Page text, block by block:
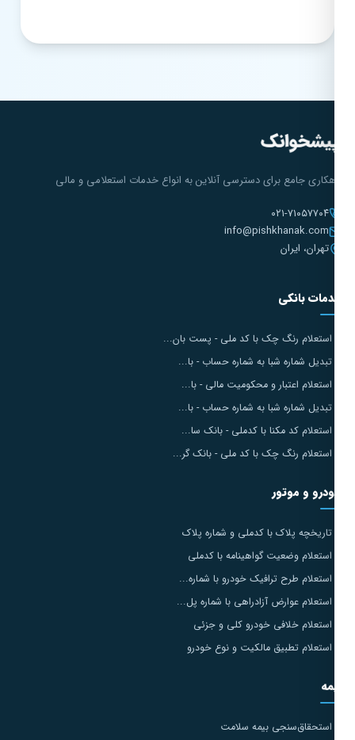
جامع برای دسترسی آنلاین به انواع خدمات استعلامی و مالی
۰۲۱-۷۱۰۵۷۷۰۴
info@pishkhanak.com
تهران، ایران
بانکی
استعلام رنگ چک با کد ملی - پست بان...
تبدیل شماره شبا به شماره حساب - با...
استعلام اعتبار و محکومیت مالی - با...
تبدیل شماره شبا به شماره حساب - با...
استعلام کد مکنا با کدملی - بانک سا...
استعلام رنگ چک با کد ملی - بانک گر...
و موتور
تاریخچه پلاک با کدملی و شماره پلاک
استعلام وضعیت گواهینامه با کدملی
استعلام طرح ترافیک خودرو با شماره...
استعلام عوارض آزادراهی با شماره پل...
استعلام خلافی خودرو کلی و جزئی
استعلام تطبیق مالکیت و نوع خودرو
استحقاق‌سنجی بیمه سلامت